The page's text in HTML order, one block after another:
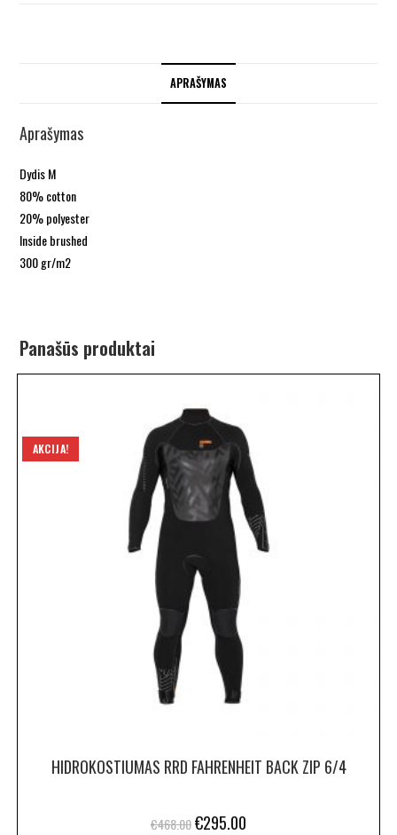
APRAŠYMAS
Aprašymas
Dydis M
80% cotton
20% polyester
Inside brushed
300 gr/m2
Panašūs produktai
AKCIJA!
HIDROKOSTIUMAS RRD FAHRENHEIT BACK ZIP 6/4
€468.00€295.00